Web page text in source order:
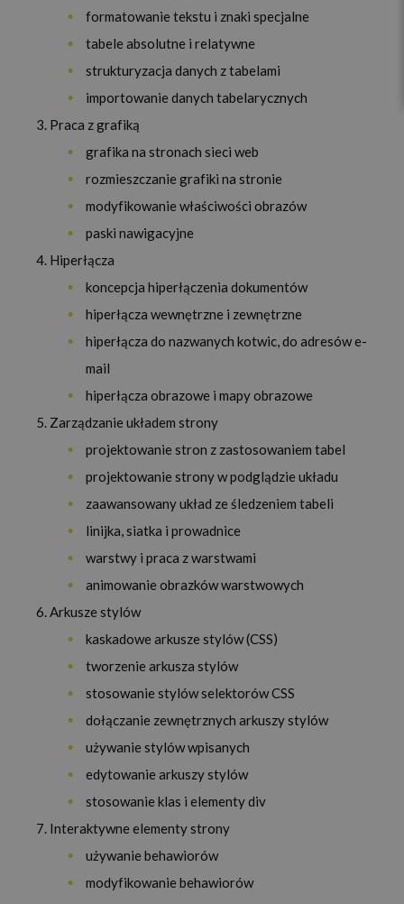
formatowanie tekstu i znaki specjalne
tabele absolutne i relatywne
strukturyzacja danych z tabelami
importowanie danych tabelarycznych
Praca z grafiką
grafika na stronach sieci web
rozmieszczanie grafiki na stronie
modyfikowanie właściwości obrazów
paski nawigacyjne
Hiperłącza
koncepcja hiperłączenia dokumentów
hiperłącza wewnętrzne i zewnętrzne
hiperłącza do nazwanych kotwic, do adresów e-
mail
hiperłącza obrazowe i mapy obrazowe
Zarządzanie układem strony
projektowanie stron z zastosowaniem tabel
projektowanie strony w podglądzie układu
zaawansowany układ ze śledzeniem tabeli
linijka, siatka i prowadnice
warstwy i praca z warstwami
animowanie obrazków warstwowych
Arkusze stylów
kaskadowe arkusze stylów (CSS)
tworzenie arkusza stylów
stosowanie stylów selektorów CSS
dołączanie zewnętrznych arkuszy stylów
używanie stylów wpisanych
edytowanie arkuszy stylów
stosowanie klas i elementy div
Interaktywne elementy strony
używanie behawiorów
modyfikowanie behawiorów